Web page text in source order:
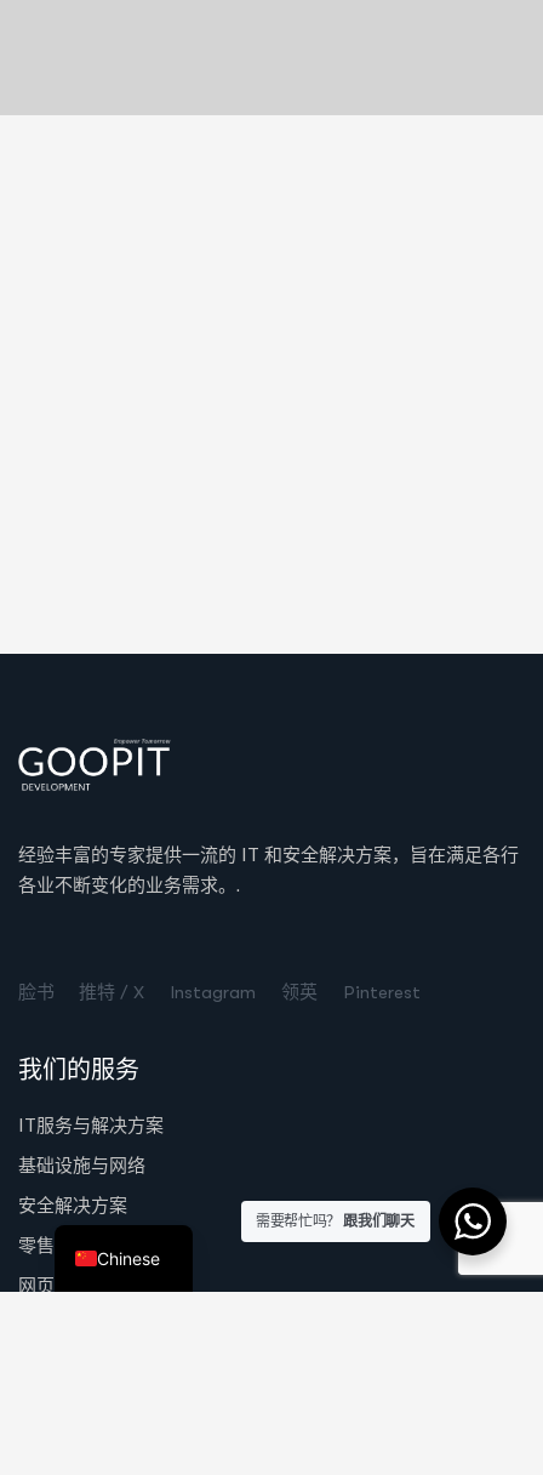
经验丰富的专家提供一流的 IT 和安全解决方案，旨在满足各行
各业不断变化的业务需求。.
脸书 推特 / X Instagram 领英 Pinterest
我们的服务
IT服务与解决方案
基础设施与网络
安全解决方案
零售业的IT与安全
网页、移动、软件
需要帮忙吗？跟我们聊天
Chinese
English
Arabic
German
Russian
Turkish